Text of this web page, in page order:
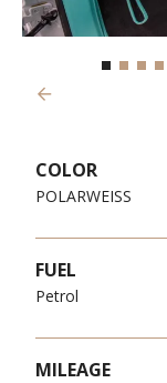
Previous
COLOR
POLARWEISS
FUEL
Petrol
MILEAGE